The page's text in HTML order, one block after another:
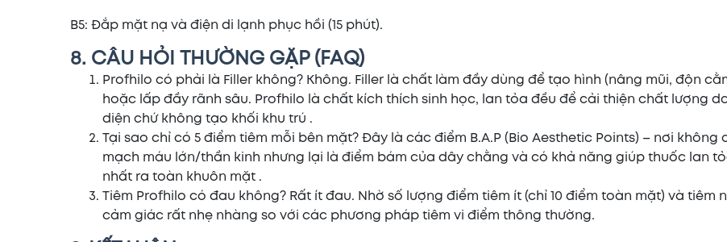
B5: Đắp mặt nạ và điện di lạnh phục hồi (15 phút).
8. CÂU HỎI THƯỜNG GẶP (FAQ)
Profhilo có phải là Filler không? Không. Filler là chất làm đầy dùng để tạo hình (nâng mũi, độn
hoặc lấp đầy rãnh sâu. Profhilo là chất kích thích sinh học, lan tỏa đều để cải thiện chất lượng
diện chứ không tạo khối khu trú .
Tại sao chỉ có 5 điểm tiêm mỗi bên mặt? Đây là các điểm B.A.P (Bio Aesthetic Points) – nơi không
mạch máu lớn/thần kinh nhưng lại là điểm bám của dây chằng và có khả năng giúp thuốc lan
nhất ra toàn khuôn mặt .
Tiêm Profhilo có đau không? Rất ít đau. Nhờ số lượng điểm tiêm ít (chỉ 10 điểm toàn mặt) và tiêm
cảm giác rất nhẹ nhàng so với các phương pháp tiêm vi điểm thông thường.